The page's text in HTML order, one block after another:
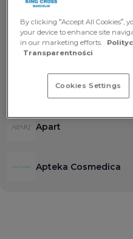
By clicking “Accept All Cookies”,
your device to enhance site
in our marketing efforts.
Transparentności
Cookies Settings